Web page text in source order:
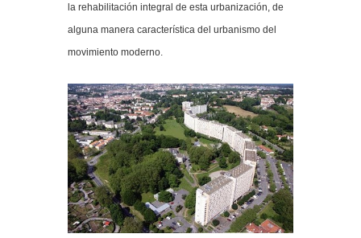
la rehabilitación integral de esta urbanización, de
alguna manera característica del urbanismo del
movimiento moderno.